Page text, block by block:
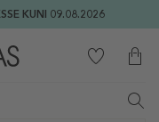
KUNI 09.08.2026